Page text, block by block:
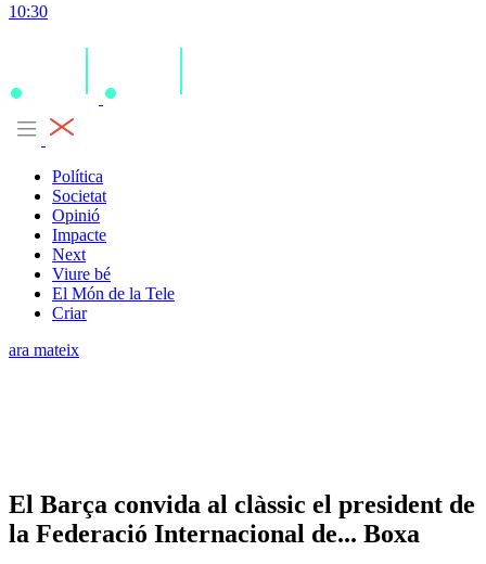
10:30
Política
Societat
Opinió
Impacte
Next
Viure bé
El Món de la Tele
Criar
ara mateix
El Barça convida al clàssic el president de
la Federació Internacional de... Boxa